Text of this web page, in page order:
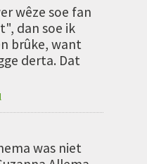
wêze soe fan
dan soe ik
brûke, want
derta. Dat
was niet